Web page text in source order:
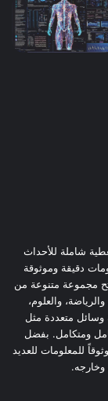
شاملة للأحداث
دقيقة وموثوقة
مجموعة متنوعة من
والعلوم،
وسائل متعددة مثل
ومتكامل. بفضل
للمعلومات للعديد
وخارجه.